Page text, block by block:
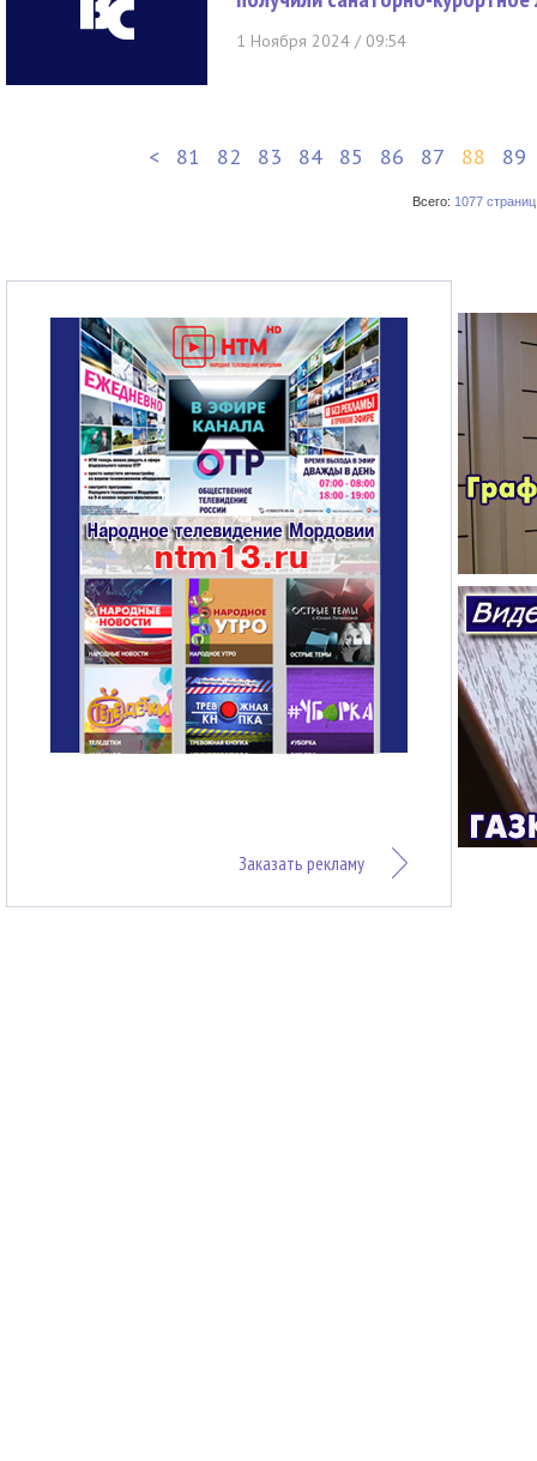
1 Ноября 2024 / 09:54
< 81 82 83 84 85 86 87 88 89
Всего: 1077 страниц
Заказать рекламу